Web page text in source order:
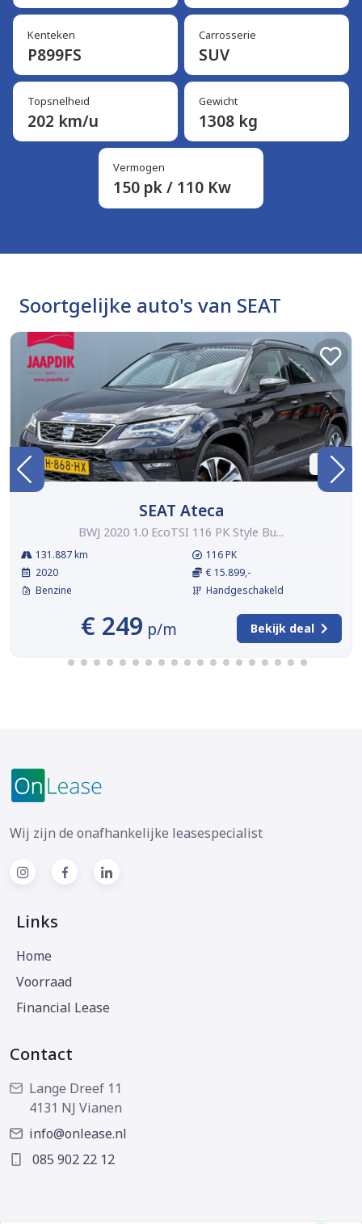
Kenteken
P899FS
Carrosserie
SUV
Topsnelheid
202 km/u
Gewicht
1308 kg
Vermogen
150 pk / 110 Kw
Soortgelijke auto's van SEAT
BTW
SEAT Ateca
BWJ 2020 1.0 EcoTSI 116 PK Style Bu...
131.887 km
2020
Benzine
116 PK
€ 15.899,-
Handgeschakeld
€ 249 p/m Bekijk deal
Wij zijn de onafhankelijke leasespecialist
Links
Home
Voorraad
Financial Lease
Contact
Lange Dreef 11
4131 NJ Vianen
info@onlease.nl
085 902 22 12